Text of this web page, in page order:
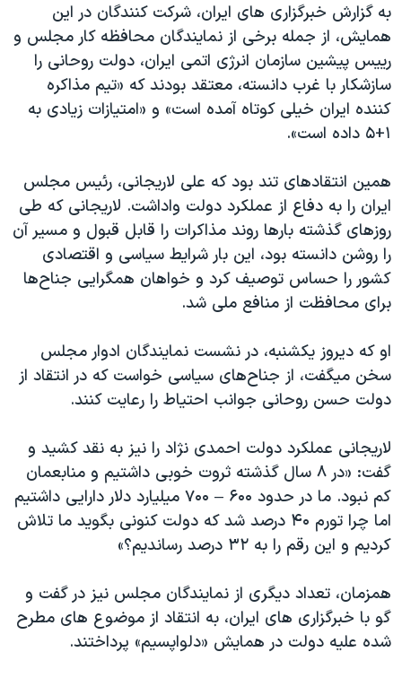
به گزارش خبرگزاری های ایران، شرکت کنندگان در این
همایش، از جمله برخی از نمایندگان محافظه کار مجلس و
رییس پیشین سازمان انرژی اتمی ایران، دولت روحانی را
سازشکار با غرب دانسته، معتقد بودند که «تیم مذاکره
کننده ایران خیلی کوتاه آمده است» و «امتیازات زیادی به
۱+۵ داده است».
همین انتقادهای تند بود که علی لاریجانی، رئیس مجلس
ایران را به دفاع از عملکرد دولت واداشت. لاریجانی که طی
روزهای گذشته بارها روند مذاکرات را قابل قبول و مسیر آن
را روشن دانسته بود، این بار شرایط سیاسی و اقتصادی
کشور را حساس توصیف کرد و خواهان همگرایی جناح‌ها
برای محافظت از منافع ملی شد.
او که دیروز یکشنبه، در نشست نمایندگان ادوار مجلس
سخن میگفت، از جناح‌های سیاسی خواست که در انتقاد از
دولت حسن روحانی جوانب احتیاط را رعایت کنند.
لاریجانی عملکرد دولت احمدی نژاد را نیز به نقد کشید و
گفت: «در ۸ سال گذشته ثروت خوبی داشتیم و منابعمان
کم نبود. ما در حدود ۶۰۰ – ۷۰۰ میلیارد دلار دارایی داشتیم
اما چرا تورم ۴۰ درصد شد که دولت کنونی بگوید ما تلاش
کردیم و این رقم را به ۳۲ درصد رساندیم؟»
همزمان، تعداد دیگری از نمایندگان مجلس نیز در گفت و
گو با خبرگزاری های ایران، به انتقاد از موضوع های مطرح
شده علیه دولت در همایش «دلواپسیم» پرداختند.